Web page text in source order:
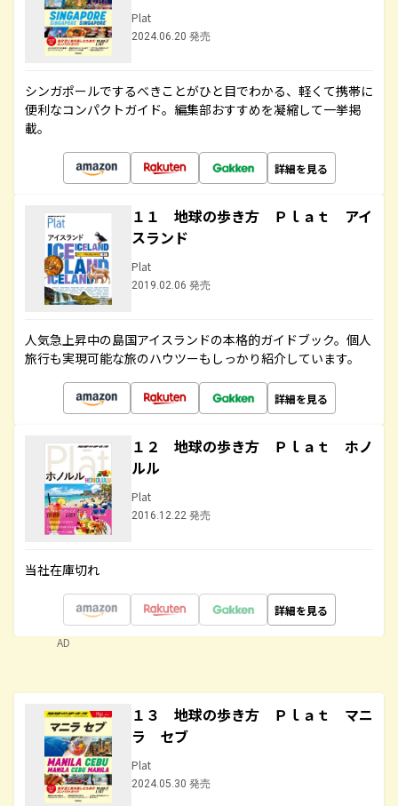
Plat
2024.06.20 発売
シンガポールでするべきことがひと目でわかる、軽くて携帯に
便利なコンパクトガイド。編集部おすすめを凝縮して一挙掲
載。
詳細を見る
１１ 地球の歩き方 Ｐｌａｔ アイ
スランド
Plat
2019.02.06 発売
人気急上昇中の島国アイスランドの本格的ガイドブック。個人
旅行も実現可能な旅のハウツーもしっかり紹介しています。
詳細を見る
１２ 地球の歩き方 Ｐｌａｔ ホノ
ルル
Plat
2016.12.22 発売
当社在庫切れ
詳細を見る
AD
１３ 地球の歩き方 Ｐｌａｔ マニ
ラ セブ
Plat
2024.05.30 発売